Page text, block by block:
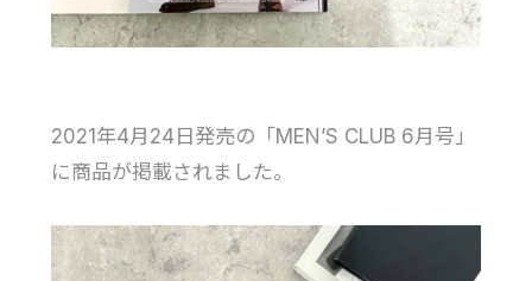
2021年4月24日発売の「MEN’S CLUB 6月号」
に商品が掲載されました。